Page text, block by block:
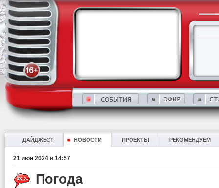
ДАЙДЖЕСТ НОВОСТИ ПРОЕКТЫ РЕКОМЕНДУЕМ
21 июн 2024 в 14:57
Погода